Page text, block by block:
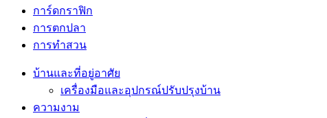
การ์ดกราฟิก
การตกปลา
การทำสวน
บ้านและที่อยู่อาศัย
เครื่องมือและอุปกรณ์ปรับปรุงบ้าน
ความงาม